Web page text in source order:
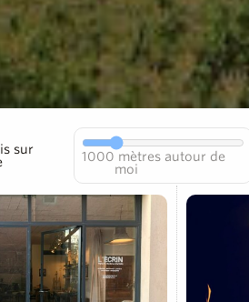
sur
1000 mètres autour de
moi